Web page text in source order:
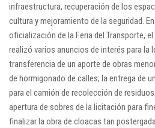
infraestructura, recuperación de los
cultura y mejoramiento de la seguridad.
oficialización de la Feria del Transporte,
realizó varios anuncios de interés para la
transferencia de un aporte de obras
de hormigonado de calles; la entrega de
para el camión de recolección de
apertura de sobres de la licitación para
finalizar la obra de cloacas tan